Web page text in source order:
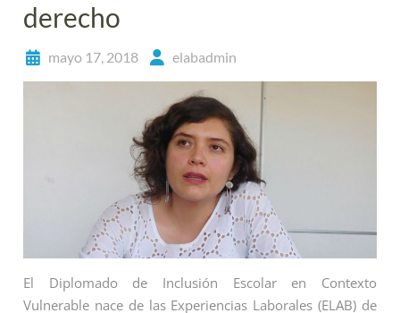
derecho
mayo 17, 2018 elabadmin
El Diplomado de Inclusión Escolar en Contexto
Vulnerable nace de las Experiencias Laborales (ELAB) de